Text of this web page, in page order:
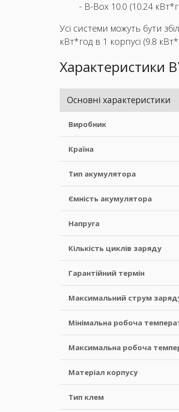
- B-Box 10.0 (10.24
Усі системи можуть бути
кВт*год в 1 корпусі (9.8
Характеристики
Основні характеристики
Виробник
Країна
Тип акумулятора
Ємність акумулятора
Напруга
Кількість циклів заряду
Гарантійний термін
Максимальний струм
Мінімальна робоча
Максимальна робоча
Матеріал корпусу
Тип клем